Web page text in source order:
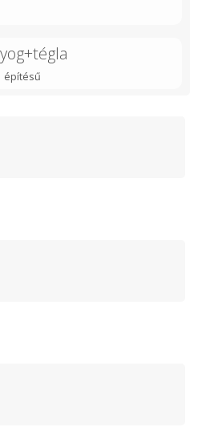
építésű